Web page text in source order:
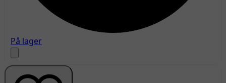
På lager